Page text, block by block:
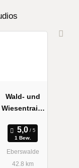
Wald- und
Wiesentraini
1 Bew.
Eberswalde
42.8 km